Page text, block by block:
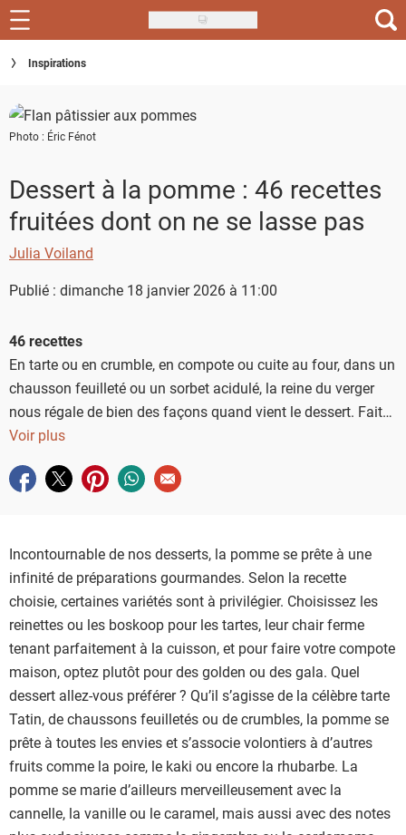
Skip
to
main
Recettes
Inspirations
Conseils
Menu de la semaine
Actus
Téléchargez l'app Saveurs Recettes
Index des recettes
Guide d'achat
Inspirations
Photo : Éric Fénot
Dessert à la pomme : 46 recettes
fruitées dont on ne se lasse pas
Julia Voiland
Publié : dimanche 18 janvier 2026 à 11:00
46 recettes
En tarte ou en crumble, en compote ou cuite au four, dans un
chausson feuilleté ou un sorbet acidulé, la reine du verger
nous régale de bien des façons quand vient le dessert. Faites
le plein de recettes
Voir plus
Partager sur facebook
Partager sur twitter
Partager sur pinterest
Partager sur whatsapp
Envoyer à un ami
Incontournable de nos desserts, la pomme se prête à une
infinité de préparations gourmandes. Selon la recette
choisie, certaines variétés sont à privilégier. Choisissez les
reinettes ou les boskoop pour les tartes, leur chair ferme
tenant parfaitement à la cuisson, et pour faire votre compote
maison, optez plutôt pour des golden ou des gala. Quel
dessert allez-vous préférer ? Qu’il s’agisse de la célèbre tarte
Tatin, de chaussons feuilletés ou de crumbles, la pomme se
prête à toutes les envies et s’associe volontiers à d’autres
fruits comme la poire, le kaki ou encore la rhubarbe. La
pomme se marie d’ailleurs merveilleusement avec la
cannelle, la vanille ou le caramel, mais aussi avec des notes